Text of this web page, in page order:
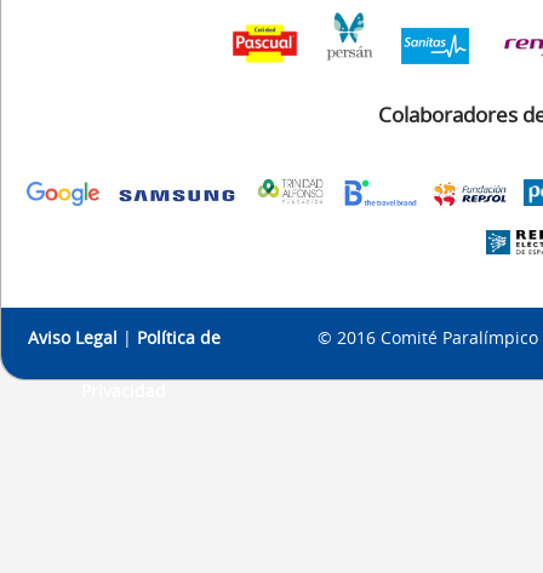
Colaboradores
Aviso Legal | Política de © 2016 Comité Paralímpico